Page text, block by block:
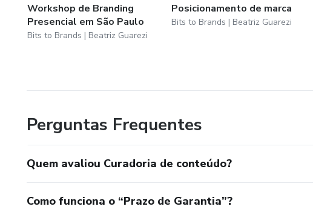
Workshop de Branding
Presencial em São Paulo
Bits to Brands | Beatriz Guarezi
Posicionamento de marca
Bits to Brands | Beatriz Guarezi
Perguntas Frequentes
Quem avaliou Curadoria de conteúdo?
Como funciona o “Prazo de Garantia”?